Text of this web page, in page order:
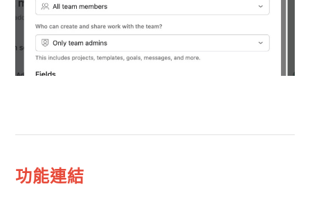
功能連結